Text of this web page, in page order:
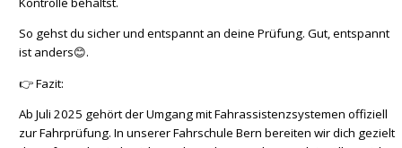
So gehst du sicher und entspannt an deine Prüfung. Gut, entspannt
ist anders😊.
👉 Fazit:
Ab Juli 2025 gehört der Umgang mit Fahrassistenzsystemen offiziell
zur Fahrprüfung. In unserer Fahrschule Bern bereiten wir dich gezielt